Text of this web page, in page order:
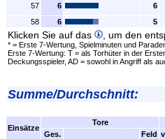
57 6
6
58
6 5
Klicken Sie auf das , um den
* = Erste 7-Wertung, Spielminuten und
Erste 7-Wertung: T = als Torhüter in der
Deckungsspieler, AD = sowohl in Angriff als
Summe/Durchschnitt:
Einsätze
Tore
Ges. Feld